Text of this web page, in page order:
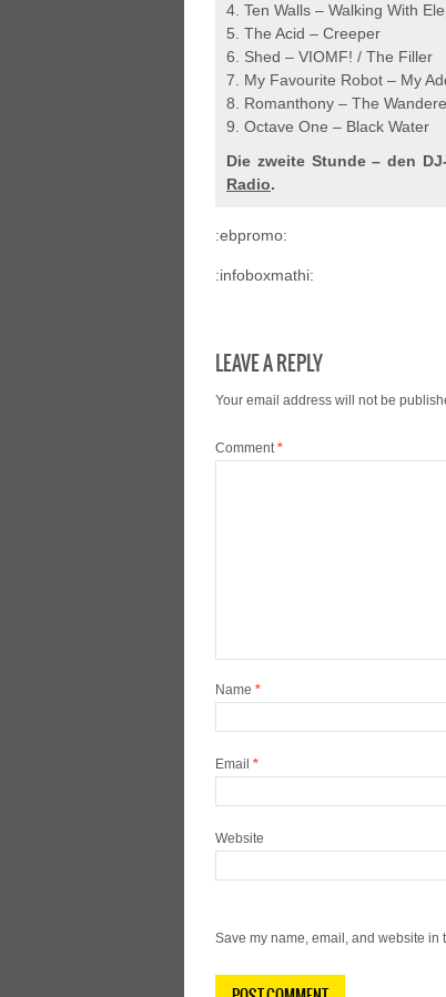
4. Ten Walls – Walking With
5. The Acid – Creeper
6. Shed – VIOMF! / The Filler
7. My Favourite Robot – My
8. Romanthony – The
9. Octave One – Black Water
Die zweite Stunde – den
Radio.
:ebpromo:
:infoboxmathi:
LEAVE A REPLY
Your email address will not be
Comment*
Name *
Email *
Website
Save my name, email, and website in